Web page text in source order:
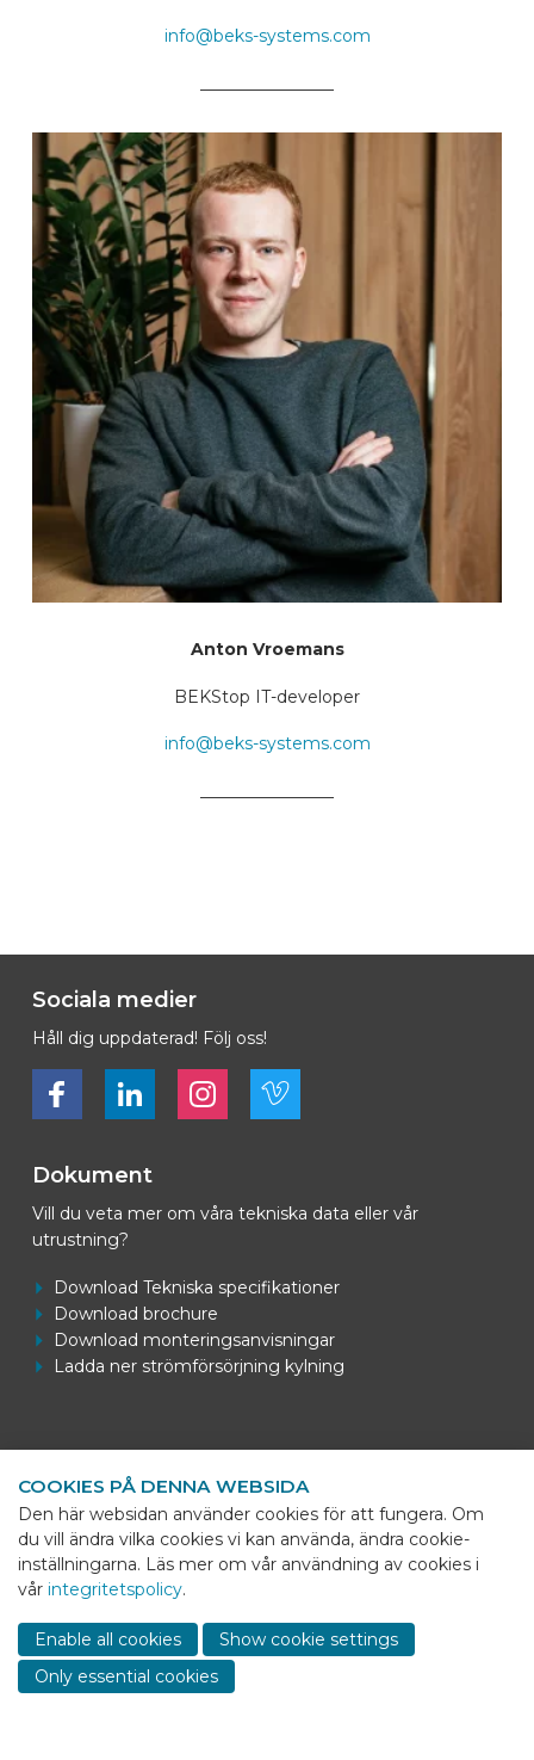
info@beks-systems.com
Anton Vroemans
BEKStop IT-developer
info@beks-systems.com
Sociala medier
Håll dig uppdaterad! Följ oss!
Bekijk ons op FacebookBekijk ons op LinkedInBekijk ons op LinkedInBekijk ons op Vimeo
Dokument
Vill du veta mer om våra tekniska data eller vår
utrustning?
Download Tekniska specifikationer
Download brochure
Download monteringsanvisningar
Ladda ner strömförsörjning kylning
BEKS Systems
Meerheide 58
5521 DZ Eersel
Telefoon+31 (0)85 - 064 58 92
E-mailinfo@beks-systems.com
© 2026 - BEKS Systems
COOKIES PÅ DENNA WEBSIDA
Den här websidan använder cookies för att fungera. Om
du vill ändra vilka cookies vi kan använda, ändra cookie-
inställningarna. Läs mer om vår användning av cookies i
vår integritetspolicy.
Enable all cookies
Show cookie settings
Only essential cookies